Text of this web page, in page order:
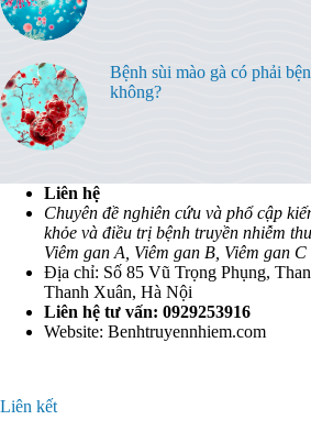
Bệnh sùi mào gà có phải
không?
Liên hệ
Chuyên đề nghiên cứu và phổ cập
khỏe và điều trị bệnh truyền nhiễm
Viêm gan A, Viêm gan B, Viêm gan C
Địa chỉ: Số 85 Vũ Trọng Phụng,
Thanh Xuân, Hà Nội
Liên hệ tư vấn: 0929253916
Website: Benhtruyennhiem.com
Liên kết